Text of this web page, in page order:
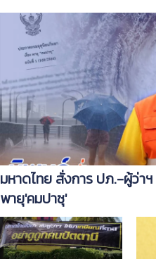
มหาดไทย สั่งการ ปภ.-ผู้ว่า
พายุ'คมปาซุ'